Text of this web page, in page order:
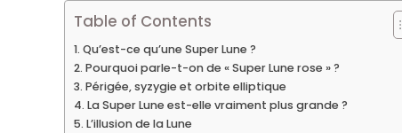
Table of Contents
Qu’est-ce qu’une Super Lune ?
Pourquoi parle-t-on de « Super Lune rose » ?
Périgée, syzygie et orbite elliptique
La Super Lune est-elle vraiment plus grande ?
L’illusion de la Lune